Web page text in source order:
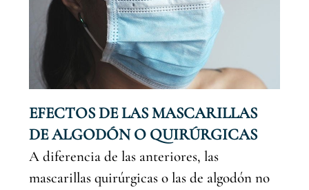
EFECTOS DE LAS MASCARILLAS
DE ALGODÓN O QUIRÚRGICAS
A diferencia de las anteriores, las
mascarillas quirúrgicas o las de algodón no